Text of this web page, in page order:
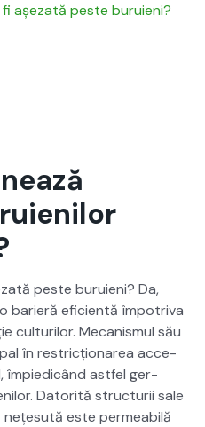
așeza­tă peste buruieni?
peste buruieni? Da,
bari­eră efi­cien­tă împotri­va
cul­turilor. Mecan­is­mul său
în restricționarea acce­
împiedicând ast­fel ger­
Datorită struc­turii sale
este per­me­abilă